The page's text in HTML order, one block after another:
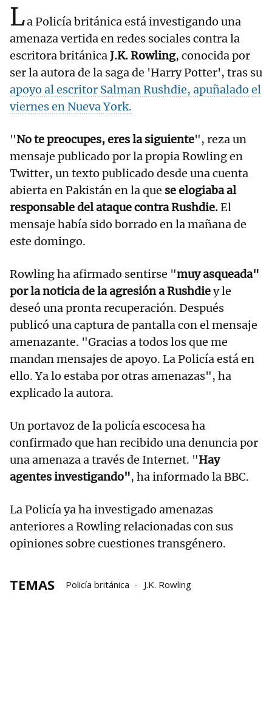
La Policía británica está investigando una
amenaza vertida en redes sociales contra la
escritora británicaJ.K. Rowling, conocida por
ser la autora de la saga de 'Harry Potter', tras su
apoyo al escritor Salman Rushdie, apuñalado el
viernes en Nueva York.
"No te preocupes, eres la siguiente", reza un
mensaje publicado por la propia Rowling en
Twitter, un texto publicado desde una cuenta
abierta en Pakistán en la que se elogiaba al
responsable del ataque contra Rushdie.El
mensaje había sido borrado en la mañana de
este domingo.
Rowling ha afirmado sentirse "muy asqueada"
por la noticia de la agresión a Rushdiey le
deseó una pronta recuperación. Después
publicó una captura de pantalla con el mensaje
amenazante. "Gracias a todos los que me
mandan mensajes de apoyo. La Policía está en
ello. Ya lo estaba por otras amenazas", ha
explicado la autora.
Un portavoz de la policía escocesa ha
confirmado que han recibido una denuncia por
una amenaza a través de Internet. "Hay
agentes investigando", ha informado la BBC.
La Policía ya ha investigado amenazas
anteriores a Rowling relacionadas con sus
opiniones sobre cuestiones transgénero.
TEMAS Policía británica J.K. Rowling